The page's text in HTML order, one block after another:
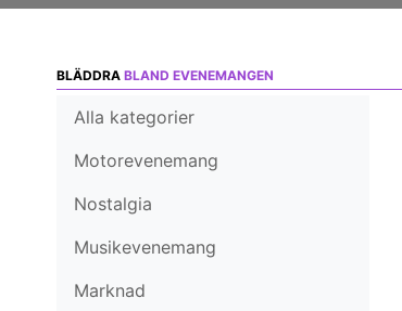
BLÄDDRA BLAND EVENEMANGEN
Alla kategorier
Motorevenemang
Nostalgia
Musikevenemang
Marknad